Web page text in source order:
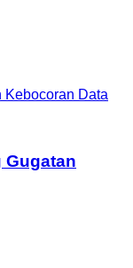
Kebocoran Data
Gugatan